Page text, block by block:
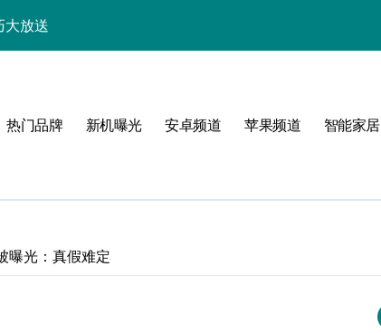
大放送
握！
！
！
热门品牌 新机曝光 安卓频道 苹果频道 智能家居
曝光：真假难定